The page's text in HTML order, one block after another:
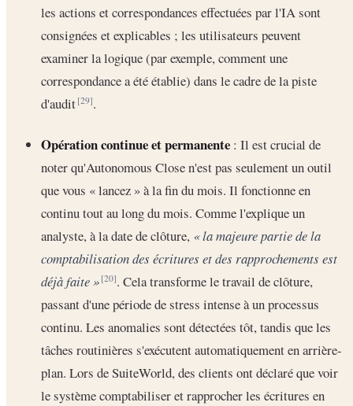
les actions et correspondances effectuées par l'IA sont
consignées et explicables ; les utilisateurs peuvent
examiner la logique (par exemple, comment une
correspondance a été établie) dans le cadre de la piste
d'audit[29].
Opération continue et permanente : Il est crucial de
noter qu'Autonomous Close n'est pas seulement un outil
que vous « lancez » à la fin du mois. Il fonctionne en
continu tout au long du mois. Comme l'explique un
analyste, à la date de clôture, « la majeure partie de la
comptabilisation des écritures et des rapprochements est
déjà faite » [20]. Cela transforme le travail de clôture,
passant d'une période de stress intense à un processus
continu. Les anomalies sont détectées tôt, tandis que les
tâches routinières s'exécutent automatiquement en arrière-
plan. Lors de SuiteWorld, des clients ont déclaré que voir
le système comptabiliser et rapprocher les écritures en